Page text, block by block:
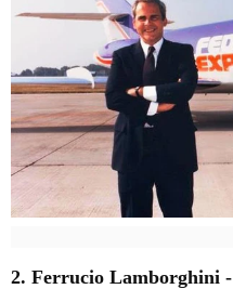
2. Ferrucio Lamborghini -